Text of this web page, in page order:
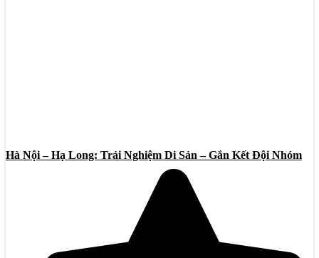
Hà Nội – Hạ Long: Trải Nghiệm Di Sản – Gắn Kết Đội Nhóm